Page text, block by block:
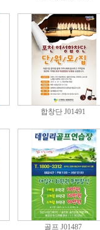
합창단 J01491
골프 J01487